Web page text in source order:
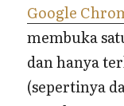
Google
membuka
dan hanya
(sepertinya